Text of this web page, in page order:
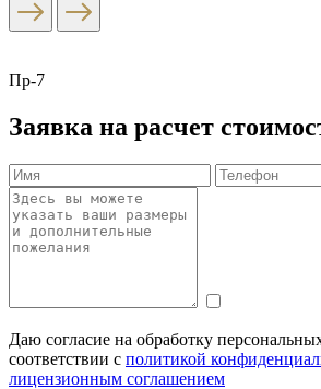
Пр-7
Заявка на расчет
Даю согласие на обработку
соответствии с политикой
лицензионным соглашением